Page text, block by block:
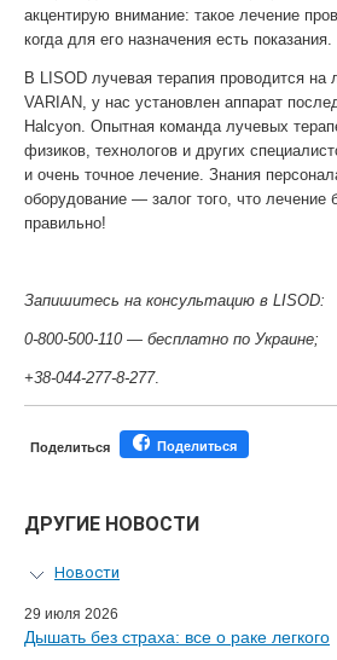
акцентирую внимание: такое лечение
когда для его назначения есть показания.
В LISOD лучевая терапия проводится на
VARIAN, у нас установлен аппарат
Halcyon. Опытная команда лучевых
физиков, технологов и других
и очень точное лечение. Знания
оборудование — залог того, что лечение
правильно!
Запишитесь на консультацию в LISOD:
0-800-500-110 — бесплатно по Украине;
+38-044-277-8-277.
Поделиться Поделиться
ДРУГИЕ НОВОСТИ
Новости
Персональный гид
Мастер-классы для врачей
29 июля 2026
Дышать без страха: все о раке легкого